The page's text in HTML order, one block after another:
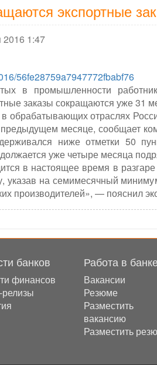
экспортные
2016 1:47
56fe28759a7947772fbabf76
в промышленности
заказы сокращаются уже 31
обрабатывающих отраслях
предыдущем месяце, сообщает
ниже отметки 50
уже четыре месяца
в настоящее время в
указав на семимесячный
производителей», — пояснил
банков
финансов
Работа в
Вакансии
Резюме
Разместить
вакансию
Разместить